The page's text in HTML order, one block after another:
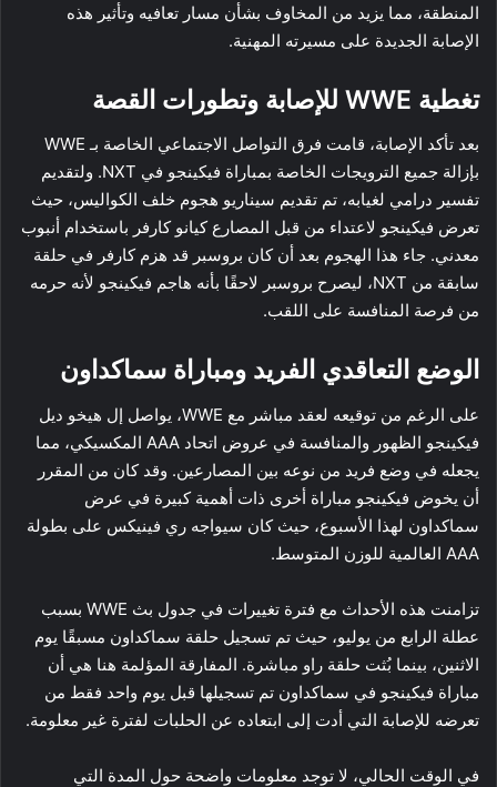
المنطقة، مما يزيد من المخاوف بشأن مسار تعافيه وتأثير هذه
الإصابة الجديدة على مسيرته المهنية.
تغطية WWE للإصابة وتطورات القصة
بعد تأكد الإصابة، قامت فرق التواصل الاجتماعي الخاصة بـ WWE
بإزالة جميع الترويجات الخاصة بمباراة فيكينجو في NXT. ولتقديم
تفسير درامي لغيابه، تم تقديم سيناريو هجوم خلف الكواليس، حيث
تعرض فيكينجو لاعتداء من قبل المصارع كيانو كارفر باستخدام أنبوب
معدني. جاء هذا الهجوم بعد أن كان بروسبر قد هزم كارفر في حلقة
سابقة من NXT، ليصرح بروسبر لاحقًا بأنه هاجم فيكينجو لأنه حرمه
من فرصة المنافسة على اللقب.
الوضع التعاقدي الفريد ومباراة سماكداون
على الرغم من توقيعه لعقد مباشر مع WWE، يواصل إل هيخو ديل
فيكينجو الظهور والمنافسة في عروض اتحاد AAA المكسيكي، مما
يجعله في وضع فريد من نوعه بين المصارعين. وقد كان من المقرر
أن يخوض فيكينجو مباراة أخرى ذات أهمية كبيرة في عرض
سماكداون لهذا الأسبوع، حيث كان سيواجه ري فينيكس على بطولة
AAA العالمية للوزن المتوسط.
تزامنت هذه الأحداث مع فترة تغييرات في جدول بث WWE بسبب
عطلة الرابع من يوليو، حيث تم تسجيل حلقة سماكداون مسبقًا يوم
الاثنين، بينما بُثت حلقة راو مباشرة. المفارقة المؤلمة هنا هي أن
مباراة فيكينجو في سماكداون تم تسجيلها قبل يوم واحد فقط من
تعرضه للإصابة التي أدت إلى ابتعاده عن الحلبات لفترة غير معلومة.
في الوقت الحالي، لا توجد معلومات واضحة حول المدة التي